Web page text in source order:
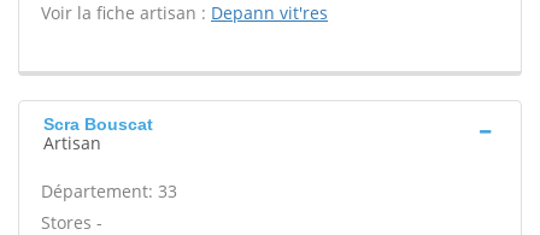
Voir la fiche artisan : Depann vit'res
Scra Bouscat
Artisan
Département: 33
Stores -